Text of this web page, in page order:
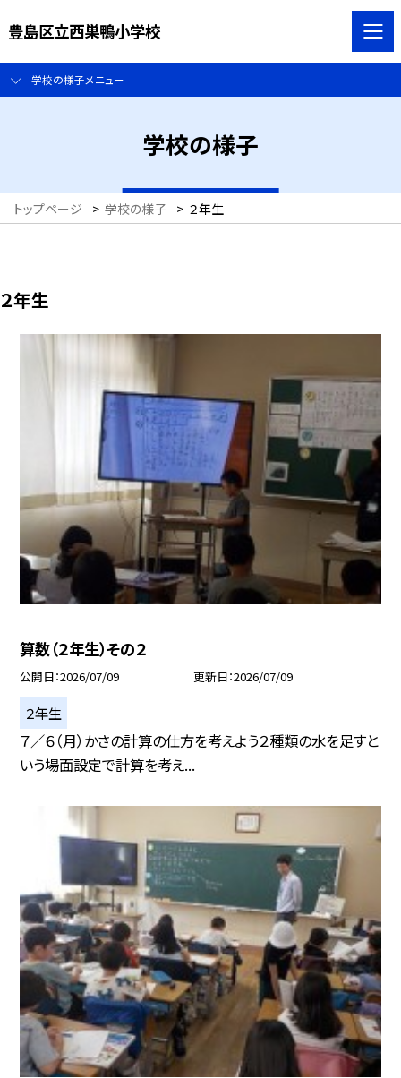
豊島区立西巣鴨小学校
学校の様子メニュー
学校の様子
トップページ > 学校の様子 > ２年生
２年生
算数（２年生）その２
公開日 2026/07/09 更新日 2026/07/09
２年生
７／６（月）かさの計算の仕方を考えよう２種類の水を足すと
いう場面設定で計算を考え...